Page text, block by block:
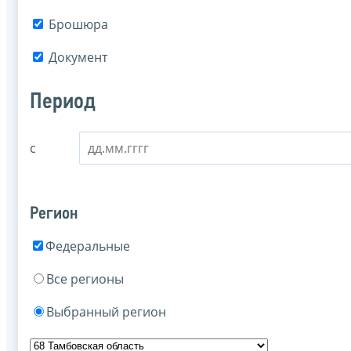
Брошюра
Документ
Период
с
Регион
Федеральные
Все регионы
Выбранный регион